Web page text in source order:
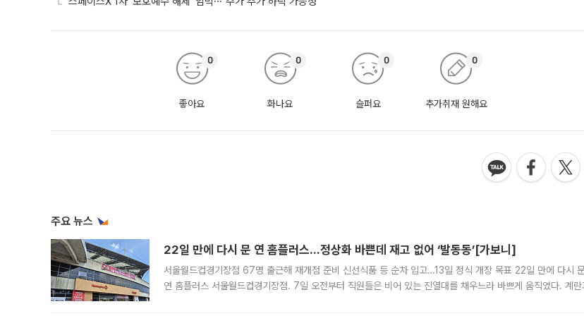
좋아요
0
화나요
0
슬퍼요
0
추가취재 원해요
0
주요 뉴스
22일 만에 다시 문 연 홈플러스…정상화 바쁜데 재고 없어 ‘발동동’[가보니]
서울월드컵경기장점 67명 출근해 재개점 준비 신선식품 등 순차 입고…13일 정식 개장 목표 22일 만에 다시
연 홈플러스 서울월드컵경기장점. 7일 오전부터 직원들은 비어 있는 진열대를 채우느라 바쁘게 움직였다. 계란